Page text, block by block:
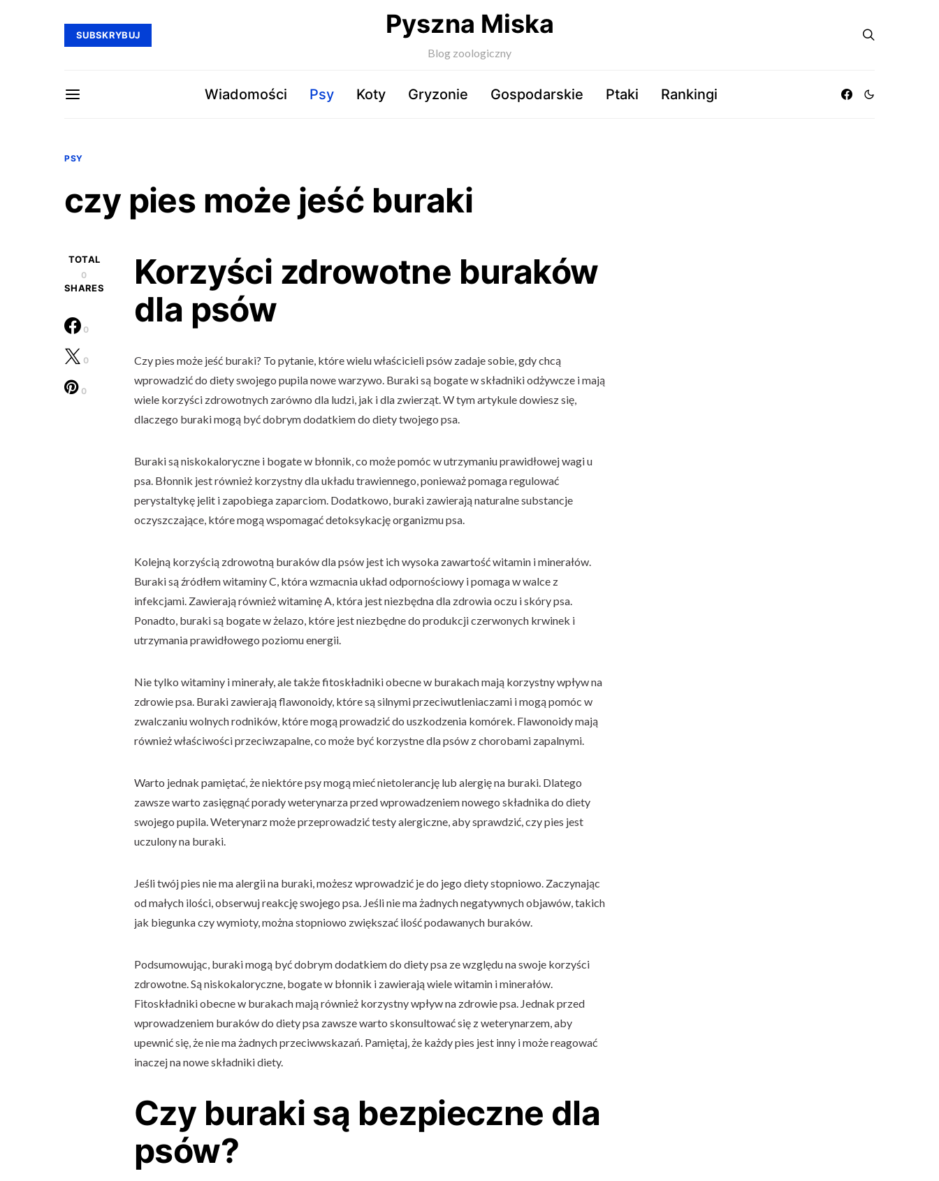
SUBSKRYBUJ Pyszna Miska
Blog zoologiczny
Wiadomości Psy Koty Gryzonie Gospodarskie Ptaki Rankingi
PSY
czy pies może jeść buraki
TOTAL
0
SHARES
0
0
0
Korzyści zdrowotne buraków
dla psów
Czy pies może jeść buraki? To pytanie, które wielu właścicieli psów zadaje sobie, gdy chcą
wprowadzić do diety swojego pupila nowe warzywo. Buraki są bogate w składniki odżywcze i mają
wiele korzyści zdrowotnych zarówno dla ludzi, jak i dla zwierząt. W tym artykule dowiesz się,
dlaczego buraki mogą być dobrym dodatkiem do diety twojego psa.
Buraki są niskokaloryczne i bogate w błonnik, co może pomóc w utrzymaniu prawidłowej wagi u
psa. Błonnik jest również korzystny dla układu trawiennego, ponieważ pomaga regulować
perystaltykę jelit i zapobiega zaparciom. Dodatkowo, buraki zawierają naturalne substancje
oczyszczające, które mogą wspomagać detoksykację organizmu psa.
Kolejną korzyścią zdrowotną buraków dla psów jest ich wysoka zawartość witamin i minerałów.
Buraki są źródłem witaminy C, która wzmacnia układ odpornościowy i pomaga w walce z
infekcjami. Zawierają również witaminę A, która jest niezbędna dla zdrowia oczu i skóry psa.
Ponadto, buraki są bogate w żelazo, które jest niezbędne do produkcji czerwonych krwinek i
utrzymania prawidłowego poziomu energii.
Nie tylko witaminy i minerały, ale także fitoskładniki obecne w burakach mają korzystny wpływ na
zdrowie psa. Buraki zawierają flawonoidy, które są silnymi przeciwutleniaczami i mogą pomóc w
zwalczaniu wolnych rodników, które mogą prowadzić do uszkodzenia komórek. Flawonoidy mają
również właściwości przeciwzapalne, co może być korzystne dla psów z chorobami zapalnymi.
Warto jednak pamiętać, że niektóre psy mogą mieć nietolerancję lub alergię na buraki. Dlatego
zawsze warto zasięgnąć porady weterynarza przed wprowadzeniem nowego składnika do diety
swojego pupila. Weterynarz może przeprowadzić testy alergiczne, aby sprawdzić, czy pies jest
uczulony na buraki.
Jeśli twój pies nie ma alergii na buraki, możesz wprowadzić je do jego diety stopniowo. Zaczynając
od małych ilości, obserwuj reakcję swojego psa. Jeśli nie ma żadnych negatywnych objawów, takich
jak biegunka czy wymioty, można stopniowo zwiększać ilość podawanych buraków.
Podsumowując, buraki mogą być dobrym dodatkiem do diety psa ze względu na swoje korzyści
zdrowotne. Są niskokaloryczne, bogate w błonnik i zawierają wiele witamin i minerałów.
Fitoskładniki obecne w burakach mają również korzystny wpływ na zdrowie psa. Jednak przed
wprowadzeniem buraków do diety psa zawsze warto skonsultować się z weterynarzem, aby
upewnić się, że nie ma żadnych przeciwwskazań. Pamiętaj, że każdy pies jest inny i może reagować
inaczej na nowe składniki diety.
Czy buraki są bezpieczne dla
psów?